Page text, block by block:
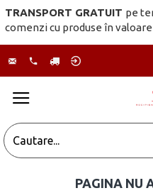
TRANSPORT GRATUIT pe
comenzi cu produse în
PAGINA NU